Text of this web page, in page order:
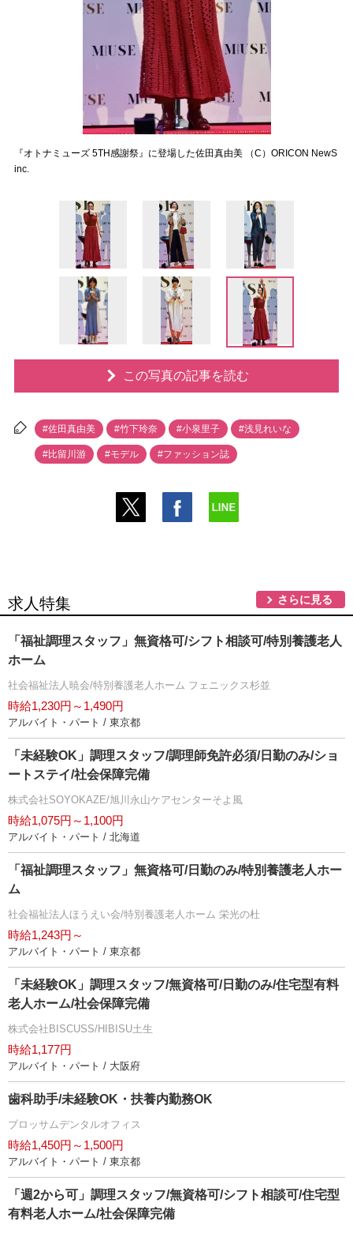
『オトナミューズ 5TH感謝祭』に登場した佐田真由美 （C）ORICON NewS
inc.
この写真の記事を読む
#佐田真由美 #竹下玲奈 #小泉里子 #浅見れいな
#比留川游 #モデル #ファッション誌
求人特集 さらに見る
「福祉調理スタッフ」無資格可/シフト相談可/特別養護老人
ホーム
社会福祉法人暁会/特別養護老人ホーム フェニックス杉並
時給1,230円～1,490円
アルバイト・パート / 東京都
「未経験OK」調理スタッフ/調理師免許必須/日勤のみ/ショ
ートステイ/社会保障完備
株式会社SOYOKAZE/旭川永山ケアセンターそよ風
時給1,075円～1,100円
アルバイト・パート / 北海道
「福祉調理スタッフ」無資格可/日勤のみ/特別養護老人ホー
ム
社会福祉法人ほうえい会/特別養護老人ホーム 栄光の杜
時給1,243円～
アルバイト・パート / 東京都
「未経験OK」調理スタッフ/無資格可/日勤のみ/住宅型有料
老人ホーム/社会保障完備
株式会社BISCUSS/HIBISU土生
時給1,177円
アルバイト・パート / 大阪府
歯科助手/未経験OK・扶養内勤務OK
ブロッサムデンタルオフィス
時給1,450円～1,500円
アルバイト・パート / 東京都
「週2から可」調理スタッフ/無資格可/シフト相談可/住宅型
有料老人ホーム/社会保障完備